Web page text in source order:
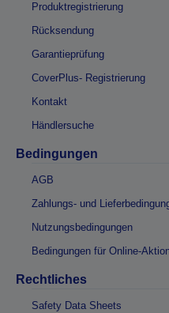
Produktregistrierung
Rücksendung
Garantieprüfung
CoverPlus- Registrierung
Kontakt
Händlersuche
Bedingungen
AGB
Zahlungs- und
Nutzungsbedingungen
Bedingungen für Online-
Rechtliches
Safety Data Sheets